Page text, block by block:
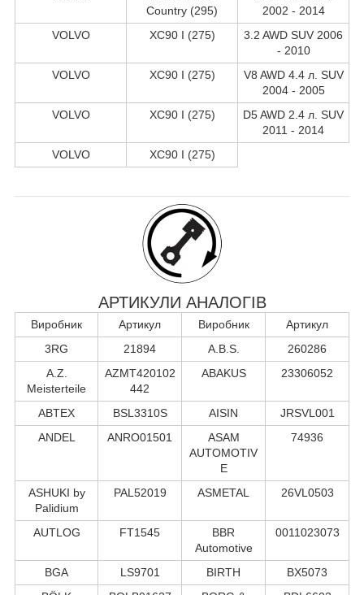
Country (295)
2002 - 2014
VOLVO
XC90 I (275)
3.2 AWD SUV 2006
- 2010
VOLVO
XC90 I (275)
V8 AWD 4.4 л. SUV
2004 - 2005
VOLVO
XC90 I (275)
D5 AWD 2.4 л. SUV
2011 - 2014
VOLVO
XC90 I (275)
АРТИКУЛИ АНАЛОГІВ
Виробник Артикул Виробник
Артикул
3RG
21894 A.B.S.
260286
A.Z.
Meisterteile
AZMT420102
442
ABAKUS 23306052
ABTEX BSL3310S AISIN
JRSVL001
ANDEL
ANRO01501
ASAM
AUTOMOTIV
E
74936
ASHUKI by
Palidium
PAL52019 ASMETAL 26VL0503
AUTLOG FT1545
BBR
Automotive
0011023073
BGA LS9701 BIRTH
BX5073